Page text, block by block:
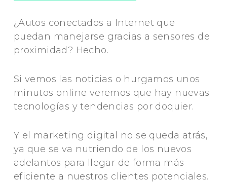
¿Autos conectados a Internet que
puedan manejarse gracias a sensores de
proximidad? Hecho.
Si vemos las noticias o hurgamos unos
minutos online veremos que hay nuevas
tecnologías y tendencias por doquier.
Y el marketing digital no se queda atrás,
ya que se va nutriendo de los nuevos
adelantos para llegar de forma más
eficiente a nuestros clientes potenciales.